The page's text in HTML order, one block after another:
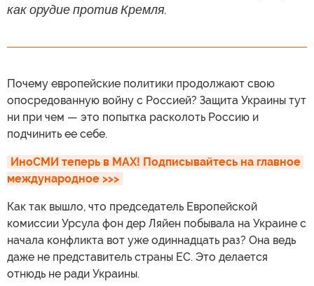
как орудие против Кремля.
Почему европейские политики продолжают свою
опосредованную войну с Россией? Защита Украины тут
ни при чем — это попытка расколоть Россию и
подчинить ее себе.
ИноСМИ теперь в MAX! Подписывайтесь на главное
международное >>>
Как так вышло, что председатель Европейской
комиссии Урсула фон дер Ляйен побывала на Украине с
начала конфликта вот уже одиннадцать раз? Она ведь
даже не представитель страны ЕС. Это делается
отнюдь не ради Украины.